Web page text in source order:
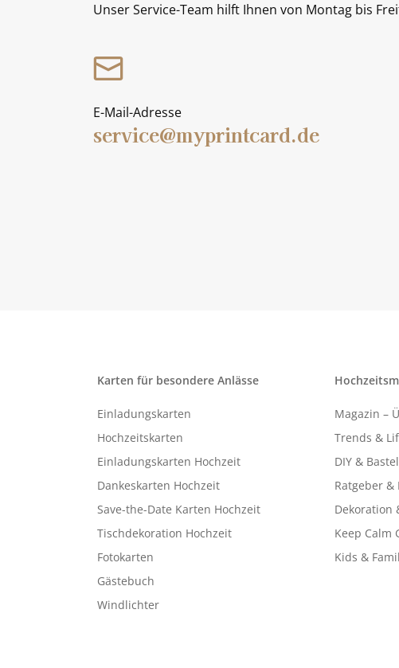
Unser Service-Team hilft Ihnen von Montag bis
E-Mail-Adresse
service@myprintcard.de
Karten für besondere Anlässe
Einladungskarten
Hochzeitskarten
Einladungskarten Hochzeit
Dankeskarten Hochzeit
Save-the-Date Karten Hochzeit
Tischdekoration Hochzeit
Fotokarten
Gästebuch
Windlichter
Magazin –
Trends &
DIY &
Ratgeber &
Dekoration
Keep Calm
Kids &